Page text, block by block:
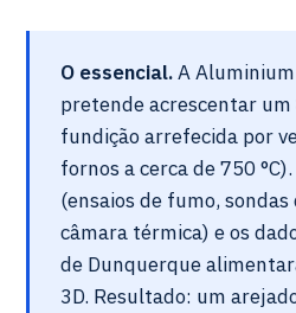
O essencial.A
pretende acrescentar um
fundição arrefecida por
fornos a cerca de 750
(ensaios de fumo,
câmara térmica) e os
de Dunquerque
3D. Resultado: um